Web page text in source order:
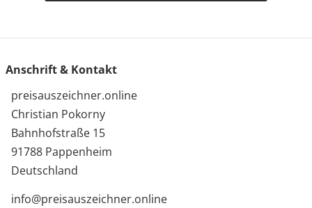
Anschrift & Kontakt
preisauszeichner.online
Christian Pokorny
Bahnhofstraße 15
91788 Pappenheim
Deutschland
info@preisauszeichner.online